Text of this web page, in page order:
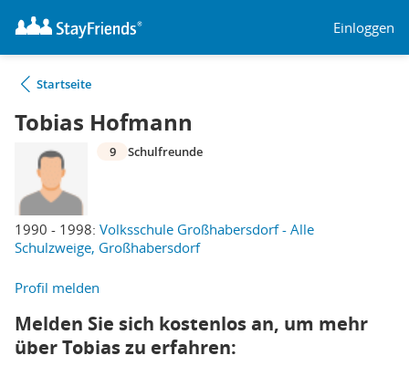
Einloggen
Startseite
Tobias Hofmann
1990 - 1998: Volksschule Großhabersdorf - Alle
Schulzweige, Großhabersdorf
9 Schulfreunde
Profil melden
Melden Sie sich kostenlos an, um mehr
über Tobias zu erfahren: